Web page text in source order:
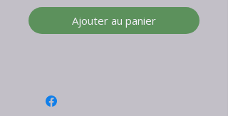
Ajouter au panier